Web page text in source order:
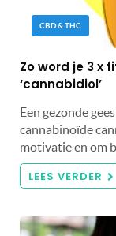
CBD & THC
Zo word je 3 x
‘cannabidiol’
Een gezonde
cannabinoïde
motivatie en om
LEES VERDER